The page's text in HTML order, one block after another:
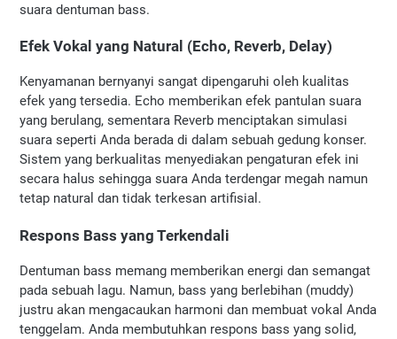
suara dentuman bass.
Efek Vokal yang Natural (Echo, Reverb, Delay)
Kenyamanan bernyanyi sangat dipengaruhi oleh kualitas
efek yang tersedia. Echo memberikan efek pantulan suara
yang berulang, sementara Reverb menciptakan simulasi
suara seperti Anda berada di dalam sebuah gedung konser.
Sistem yang berkualitas menyediakan pengaturan efek ini
secara halus sehingga suara Anda terdengar megah namun
tetap natural dan tidak terkesan artifisial.
Respons Bass yang Terkendali
Dentuman bass memang memberikan energi dan semangat
pada sebuah lagu. Namun, bass yang berlebihan (muddy)
justru akan mengacaukan harmoni dan membuat vokal Anda
tenggelam. Anda membutuhkan respons bass yang solid,